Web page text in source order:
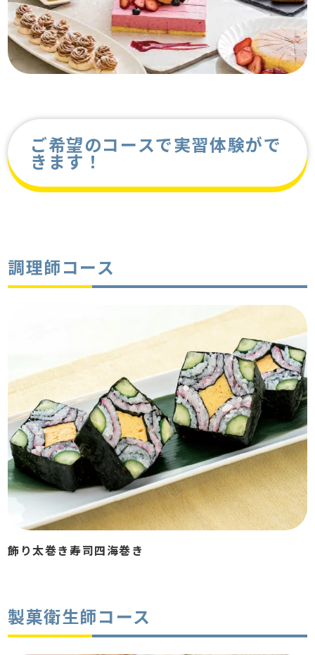
ご希望のコースで実習体験がで
きます！
調理師コース
飾り太巻き寿司四海巻き
製菓衛生師コース